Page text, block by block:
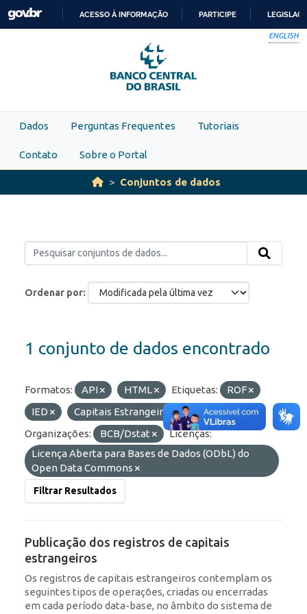
Skip to main content
PARA
O
CONTEÚDO
ACESSO À INFORMAÇÃO PARTICIPE
ENGLISH
Dados Perguntas Frequentes Tutoriais
Contato Sobre o Portal
Conjuntos de dados
Ordenar por
1 conjunto de dados encontrado
Formatos: API HTML Etiquetas:
ROF
IED
Capitais Estrangeiros
Portfólio
Organizações:
BCB/Dstat
Licenças:
Licença Aberta para Bases de Dados (ODbL) do
Open Data Commons
Filtrar Resultados
Publicação dos registros de capitais
estrangeiros
Os registros de capitais estrangeiros contemplam os
seguintes tipos de operações, criadas ou encerradas
em cada período data-base, no âmbito do sistema de